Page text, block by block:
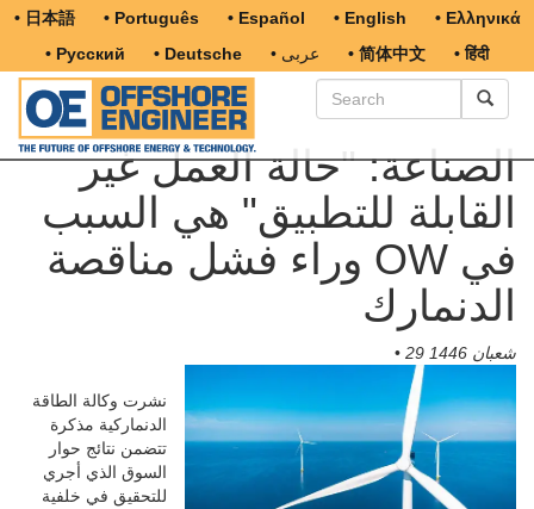
• 日本語 • Português • Español • English
• Ελληνικά
• Русский
• Deutsche • عربى • 简体中文 • हिंदी
الصناعة: "حالة العمل غير
القابلة للتطبيق" هي السبب
وراء فشل مناقصة OW في
الدنمارك
• 29 شعبان 1446
نشرت وكالة الطاقة
الدنماركية مذكرة
تتضمن نتائج حوار
السوق الذي أجري
للتحقيق في خلفية